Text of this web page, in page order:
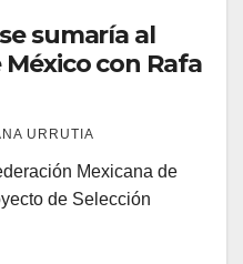
sumaría al
con Rafa
URRUTIA
Mexicana de
de Selección